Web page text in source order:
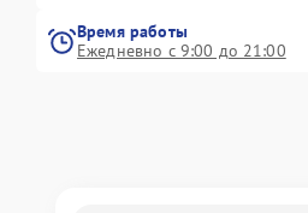
Время работы
Ежедневно с 9:00 до 21:00